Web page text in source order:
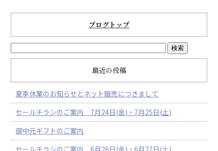
ブログトップ
最近の投稿
夏季休業のお知らせとネット販売につきまして
セールチラシのご案内 7月24日(金)・7月25日(土)
御中元ギフトのご案内